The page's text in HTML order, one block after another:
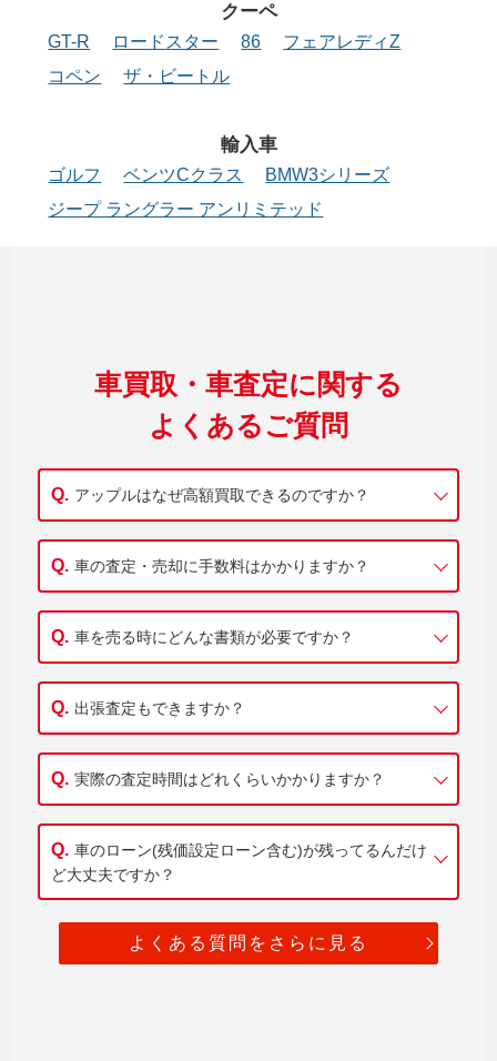
クーペ
GT-R ロードスター 86
フェアレディZ
コペン
ザ・ビートル
輸入車
ゴルフ ベンツCクラス
BMW3シリーズ
ジープ ラングラー アンリミテッド
車買取・車査定に関する
よくあるご質問
アップルはなぜ高額買取できるのですか？
車の査定・売却に手数料はかかりますか？
車を売る時にどんな書類が必要ですか？
出張査定もできますか？
実際の査定時間はどれくらいかかりますか？
車のローン(残価設定ローン含む)が残ってるんだけ
ど大丈夫ですか？
よくある質問をさらに見る